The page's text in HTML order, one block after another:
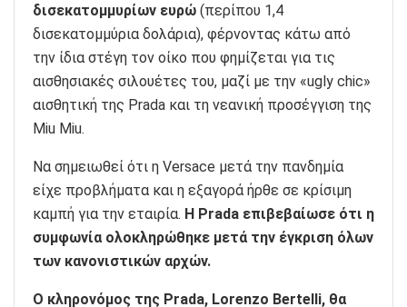
δισεκατομμυρίων ευρώ (περίπου 1,4
δισεκατομμύρια δολάρια), φέρνοντας κάτω από
την ίδια στέγη τον οίκο που φημίζεται για τις
αισθησιακές σιλουέτες του, μαζί με την «ugly chic»
αισθητική της Prada και τη νεανική προσέγγιση της
Miu Miu.
Να σημειωθεί ότι η Versace μετά την πανδημία
είχε προβλήματα και η εξαγορά ήρθε σε κρίσιμη
καμπή για την εταιρία. Η Prada επιβεβαίωσε ότι η
συμφωνία ολοκληρώθηκε μετά την έγκριση όλων
των κανονιστικών αρχών.
Ο κληρονόμος της Prada, Lorenzo Bertelli, θα